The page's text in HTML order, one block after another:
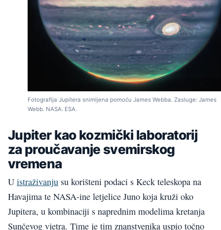
Fotografija Jupitera snimljena pomoću James Webba. Zasluge: James
Webb. NASA. ESA.
Jupiter kao kozmički laboratorij
za proučavanje svemirskog
vremena
U istraživanju su korišteni podaci s Keck teleskopa na
Havajima te NASA-ine letjelice Juno koja kruži oko
Jupitera, u kombinaciji s naprednim modelima kretanja
Sunčevog vjetra. Time je tim znanstvenika uspio točno